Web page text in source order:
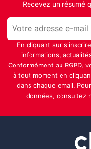
Recevez un résumé
En cliquant sur
informations,
Conformément au RGPD,
à tout moment en
dans chaque email.
données, consultez